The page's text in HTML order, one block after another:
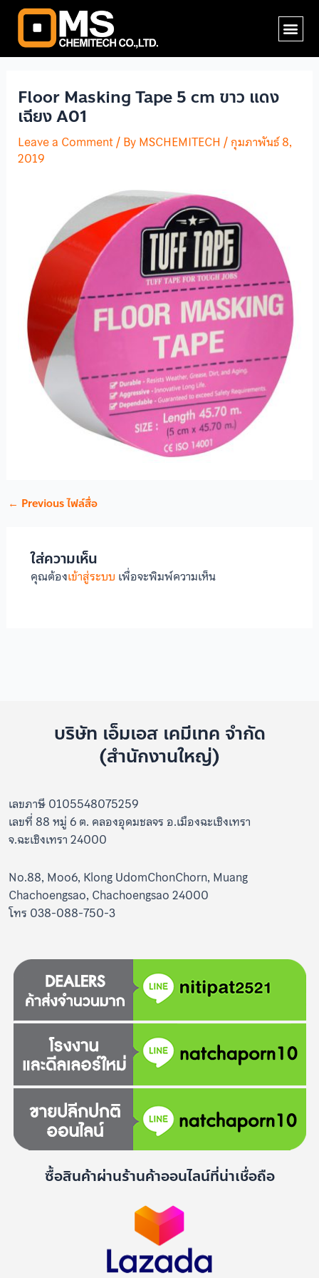
Skip
content
Floor Masking Tape 5 cm ขาว แดง
เฉียง A01
Leave a Comment/ ByMSCHEMITECH /กุมภาพันธ์ 8,
2019
Post
navigation
← Previous ไฟล์สื่อ
ใส่ความเห็น
คุณต้องเข้าสู่ระบบ เพื่อจะพิมพ์ความเห็น
บริษัท เอ็มเอส เคมีเทค จำกัด
(สำนักงานใหญ่)
เลขภาษี 0105548075259
เลขที่ 88 หมู่ 6 ต. คลองอุดมชลจร อ.เมืองฉะเชิงเทรา
จ.ฉะเชิงเทรา 24000
No.88, Moo6, Klong UdomChonChorn, Muang
Chachoengsao, Chachoengsao 24000
โทร 038-088-750-3
ซื้อสินค้าผ่านร้านค้าออนไลน์ที่น่าเชื่อถือ